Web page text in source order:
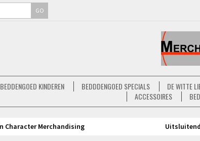
GO
BEDDENGOED KINDEREN BEDDDENGOED SPECIALS DE WITTE
ACCESSOIRES
Character Merchandising